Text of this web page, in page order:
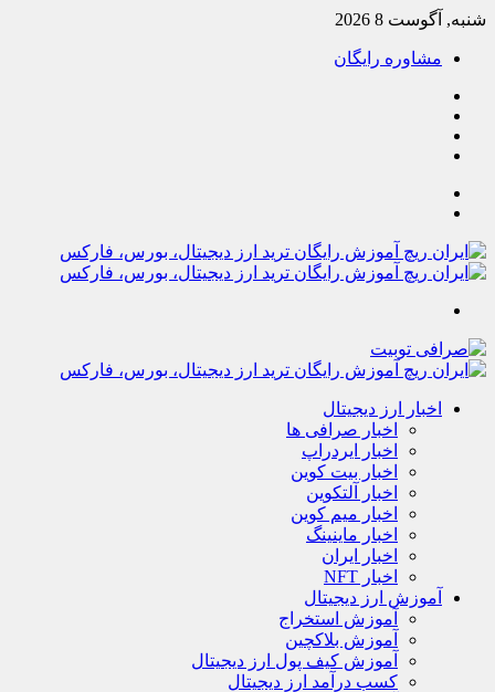
شنبه, آگوست 8 2026
مشاوره رایگان
اخبار ارز دیجیتال
اخبار صرافی ها
اخبار ایردراپ
اخبار بیت کوین
اخبار آلتکوین
اخبار میم کوین
اخبار ماینینگ
اخبار ایران
اخبار NFT
آموزش ارز دیجیتال
آموزش استخراج
آموزش بلاکچین
آموزش کیف پول ارز دیجیتال
کسب درآمد ارز دیجیتال